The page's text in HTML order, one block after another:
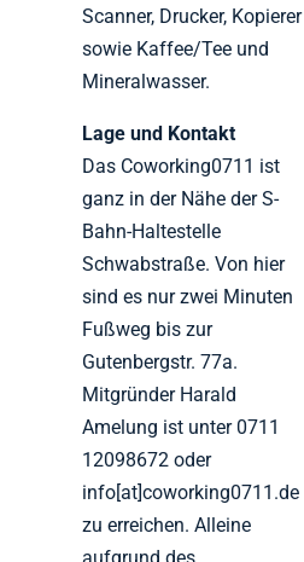
Scanner, Drucker, Kopierer
sowie Kaffee/Tee und
Mineralwasser.
Lage und Kontakt
Das Coworking0711 ist
ganz in der Nähe der S-
Bahn-Haltestelle
Schwabstraße. Von hier
sind es nur zwei Minuten
Fußweg bis zur
Gutenbergstr. 77a.
Mitgründer Harald
Amelung ist unter 0711
12098672 oder
info[at]coworking0711.de
zu erreichen. Alleine